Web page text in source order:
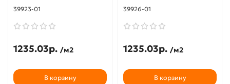
39923-01
1235.03р. /м2
В корзину
39926-01
1235.03р. /м2
В корзину